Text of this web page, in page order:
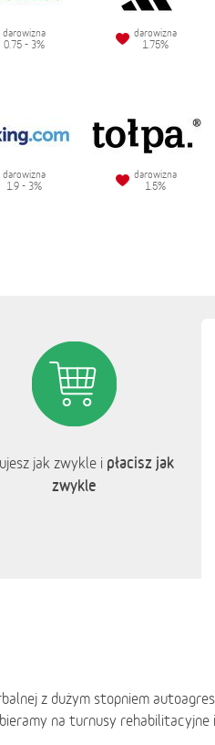
darowizna
0.75 - 3%
darowizna
1.75%
darowizna
1.9 - 3%
darowizna
1.5%
jak zwykle i płacisz jak
zwykle
z dużym stopniem
na turnusy rehabilitacyjne